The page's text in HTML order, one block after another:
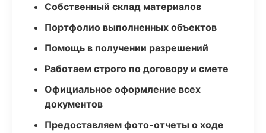
Собственный склад материалов
Портфолио выполненных объектов
Помощь в получении разрешений
Работаем строго по договору и смете
Официальное оформление всех
документов
Предоставляем фото-отчеты о ходе